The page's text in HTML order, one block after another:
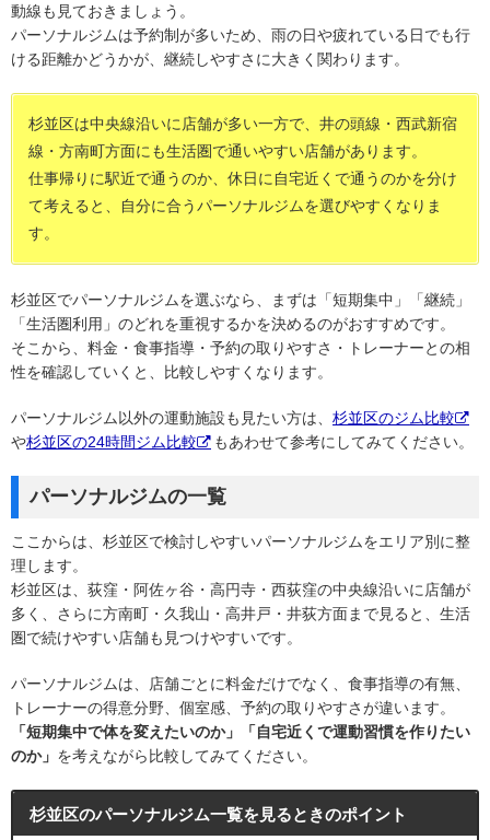
動線も見ておきましょう。
パーソナルジムは予約制が多いため、雨の日や疲れている日でも行
ける距離かどうかが、継続しやすさに大きく関わります。
杉並区は中央線沿いに店舗が多い一方で、井の頭線・西武新宿
線・方南町方面にも生活圏で通いやすい店舗があります。
仕事帰りに駅近で通うのか、休日に自宅近くで通うのかを分け
て考えると、自分に合うパーソナルジムを選びやすくなりま
す。
杉並区でパーソナルジムを選ぶなら、まずは「短期集中」「継続」
「生活圏利用」のどれを重視するかを決めるのがおすすめです。
そこから、料金・食事指導・予約の取りやすさ・トレーナーとの相
性を確認していくと、比較しやすくなります。
パーソナルジム以外の運動施設も見たい方は、 杉並区のジム比較
や杉並区の24時間ジム比較 もあわせて参考にしてみてください。
パーソナルジムの一覧
ここからは、杉並区で検討しやすいパーソナルジムをエリア別に整
理します。
杉並区は、荻窪・阿佐ヶ谷・高円寺・西荻窪の中央線沿いに店舗が
多く、さらに方南町・久我山・高井戸・井荻方面まで見ると、生活
圏で続けやすい店舗も見つけやすいです。
パーソナルジムは、店舗ごとに料金だけでなく、食事指導の有無、
トレーナーの得意分野、個室感、予約の取りやすさが違います。
「短期集中で体を変えたいのか」「自宅近くで運動習慣を作りたい
のか」 を考えながら比較してみてください。
杉並区のパーソナルジム一覧を見るときのポイント